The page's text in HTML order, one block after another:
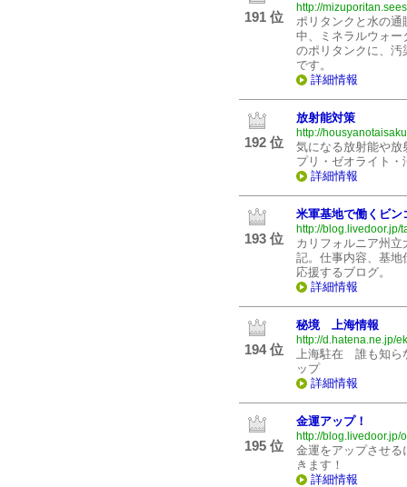
191 位
http://
ポリタンクと水の通
中、ミネラルウォー
のポリタンクに、汚
です。
詳細情報
192 位
放射能対策
http://
気になる放射能や放
プリ・ゼオライト
詳細情報
193 位
米軍基地で働くビン
http://
カリフォルニア州
記。仕事内容、基地
応援するブログ。
詳細情報
194 位
秘境 上海情報
http://d.hatena.ne.jp/
上海駐在 誰も知ら
ップ
詳細情報
195 位
金運アップ！
http://blog.livedoor.jp/
金運をアップさせ
きます！
詳細情報